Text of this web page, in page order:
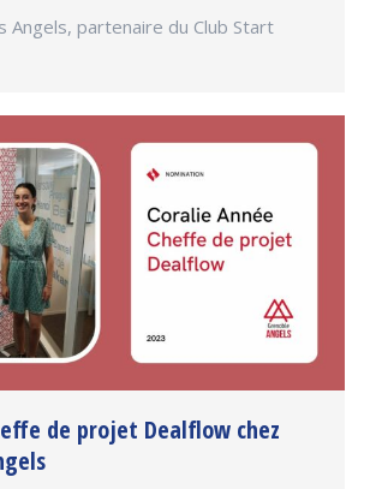
Angels, partenaire du Club Start
de projet Dealflow chez